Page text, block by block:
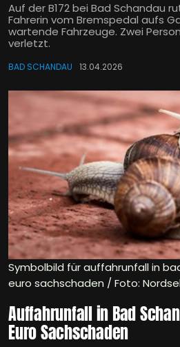
Auf der B172 bei Bad Schandau
Fahrerin vom Bremspedal aufs
wartende Fahrzeuge. Zwei
verletzt.
BAD SCHANDAU 13.04.2026
Symbolbild für auffahrunfall in
euro sachschaden / Foto:
Auffahrunfall in Bad
Euro Sachschaden